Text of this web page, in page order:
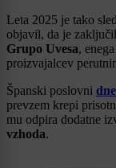
Leta 2025 je tako
objavil, da je
Grupo Uvesa,
proizvajalcev
Španski poslovni
prevzem krepi
mu odpira dodatne
vzhoda.